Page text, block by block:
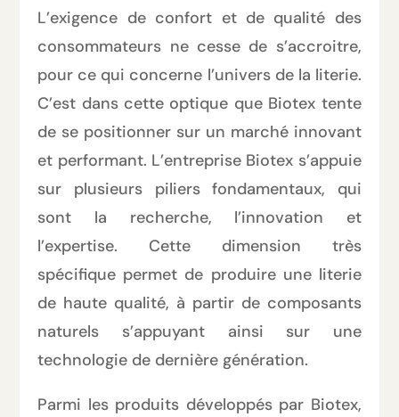
L’exigence de confort et de qualité des
consommateurs ne cesse de s’accroitre,
pour ce qui concerne l’univers de la literie.
C’est dans cette optique que Biotex tente
de se positionner sur un marché innovant
et performant. L’entreprise Biotex s’appuie
sur plusieurs piliers fondamentaux, qui
sont la recherche, l’innovation et
l’expertise. Cette dimension très
spécifique permet de produire une literie
de haute qualité, à partir de composants
naturels s’appuyant ainsi sur une
technologie de dernière génération.
Parmi les produits développés par Biotex,